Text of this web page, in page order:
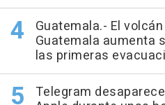
Guatemala.- El
Guatemala aumenta
las primeras
Telegram